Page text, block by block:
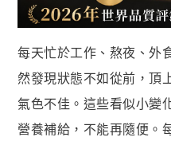
官方Line
AM10:00 ~ PM06:00
每天忙於工作、熬夜、外
然發現狀態不如從前，頂
氣色不佳。這些看似小變
營養補給，不能再隨便。